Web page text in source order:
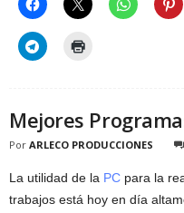
Mejores
Por ARLECO PRODUCCIONES
La utilidad de la PC para la
trabajos está hoy en día